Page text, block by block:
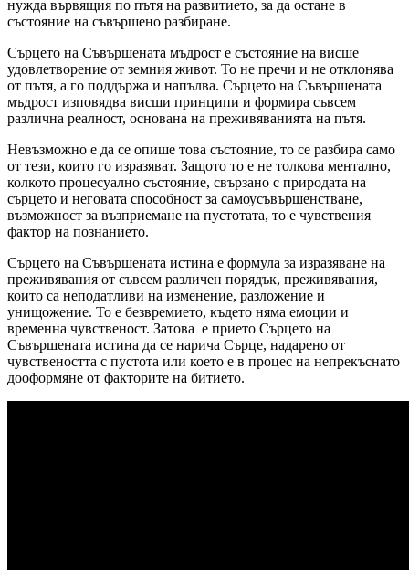
нужда вървящия по пътя на развитието, за да остане в
състояние на съвършено разбиране.
Сърцето на Съвършената мъдрост е състояние на висше
удовлетворение от земния живот. То не пречи и не отклонява
от пътя, а го поддържа и напълва. Сърцето на Съвършената
мъдрост изповядва висши принципи и формира съвсем
различна реалност, основана на преживяванията на пътя.
Невъзможно е да се опише това състояние, то се разбира само
от тези, които го изразяват. Защото то е не толкова ментално,
колкото процесуално състояние, свързано с природата на
сърцето и неговата способност за самоусъвършенстване,
възможност за възприемане на пустотата, то е чувствения
фактор на познанието.
Сърцето на Съвършената истина е формула за изразяване на
преживявания от съвсем различен порядък, преживявания,
които са неподатливи на изменение, разложение и
унищожение. То е безвремието, където няма емоции и
временна чувственост. Затова е прието Сърцето на
Съвършената истина да се нарича Сърце, надарено от
чувствеността с пустота или което е в процес на непрекъснато
дооформяне от факторите на битието.